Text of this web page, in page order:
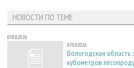
НОВОСТИ ПО ТЕМЕ
07.08.2026
07.08.2026
Вологодская область
кубометров